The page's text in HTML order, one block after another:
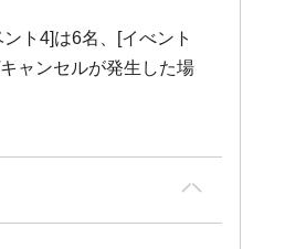
ト4]は6名、[イべント
ャンセルが発生した場